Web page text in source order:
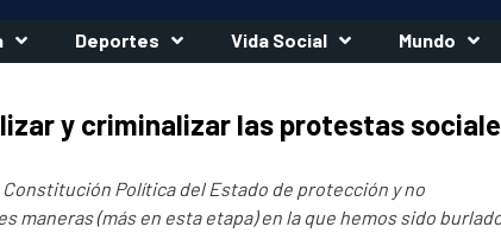
Deportes Vida Social Mundo
y criminalizar las protestas
Constitución Política del Estado de protección y no
(más en esta etapa) en la que hemos sido